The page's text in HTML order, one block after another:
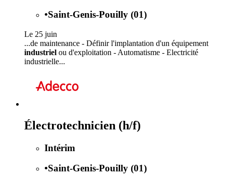
•Saint-Genis-Pouilly (01)
Le 25 juin
...de maintenance - Définir l'implantation d'un équipement
industriel ou d'exploitation - Automatisme - Electricité
industrielle...
Électrotechnicien (h/f)
Intérim
•Saint-Genis-Pouilly (01)